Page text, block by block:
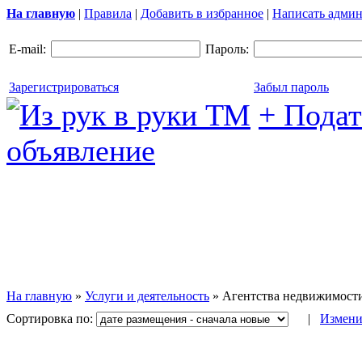
На главную | Правила | Добавить в избранное | Написать
E-mail: Пароль:
Зарегистрироваться Забыл пароль
+
объявление
На главную » Услуги и деятельность » Агентства
Сортировка по:
|